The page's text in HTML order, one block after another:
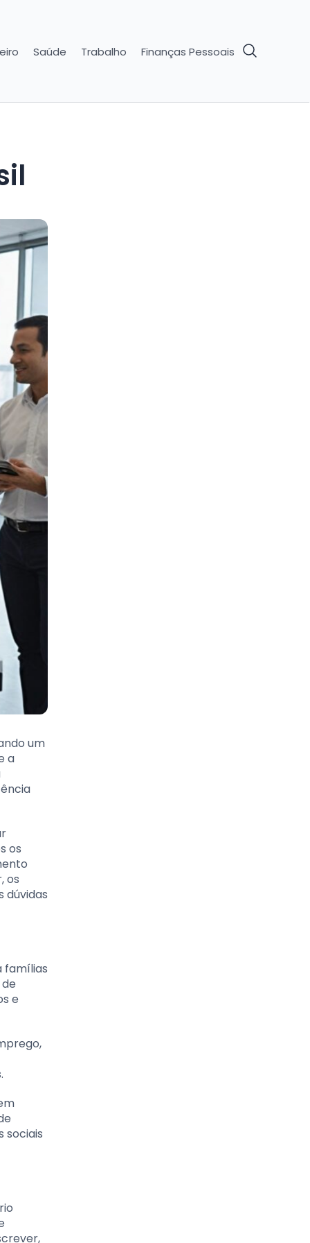
Saúde Trabalho Finanças Pessoais
um
a
os
os
dúvidas
famílias
e
sociais